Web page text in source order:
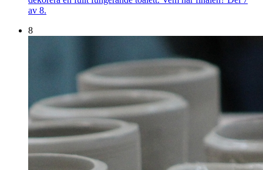
av 8.
8